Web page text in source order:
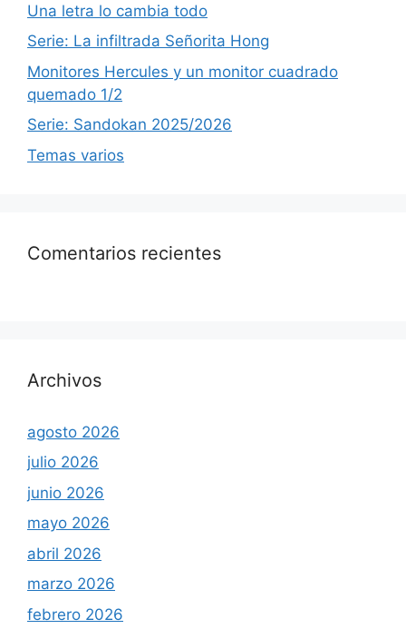
Una letra lo cambia todo
Serie: La infiltrada Señorita Hong
Monitores Hercules y un monitor cuadrado
quemado 1/2
Serie: Sandokan 2025/2026
Temas varios
Comentarios recientes
Archivos
agosto 2026
julio 2026
junio 2026
mayo 2026
abril 2026
marzo 2026
febrero 2026